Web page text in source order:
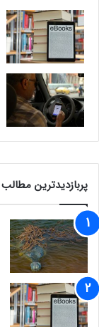
پربازدیدترین مطالب